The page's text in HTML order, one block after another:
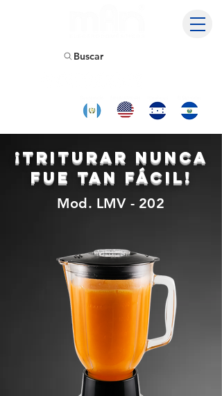
Buscar
¡Triturar nunca
fue tan fácil!
Mod. LMV - 202